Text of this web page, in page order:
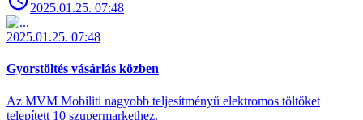
2025.01.25. 07:48
2025.01.25. 07:48
Gyorstöltés vásárlás közben
Az MVM Mobiliti nagyobb teljesítményű elektromos töltőket
telepített 10 szupermarkethez.